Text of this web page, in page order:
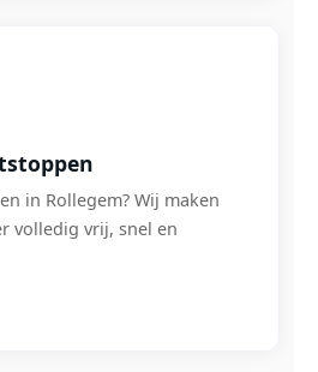
in Rollegem? Wij maken
volledig vrij, snel en